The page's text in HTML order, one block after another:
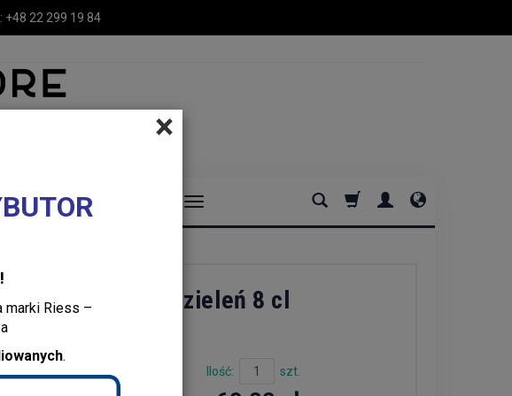
+48 22 299 19 84
×
marki Riess –
.
I DEKORACJE DOMOWE
Revol
ciemna zieleń 8 cl
Ilość: szt.